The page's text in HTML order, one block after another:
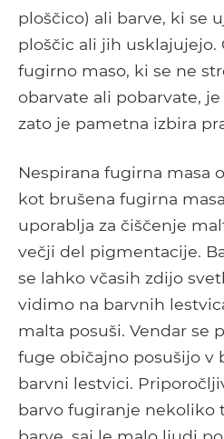
ploščico) ali barve, ki se
ploščic ali jih usklajujejo.
fugirno maso, ki se ne
obarvate ali pobarvate,
zato je pametna izbira
Nespirana fugirna masa
kot brušena fugirna
uporablja za čiščenje
večji del pigmentacije.
se lahko včasih zdijo
vidimo na barvnih
malta posuši. Vendar se
fuge običajno posušijo v
barvni lestvici.
barvo fugiranje nekoliko